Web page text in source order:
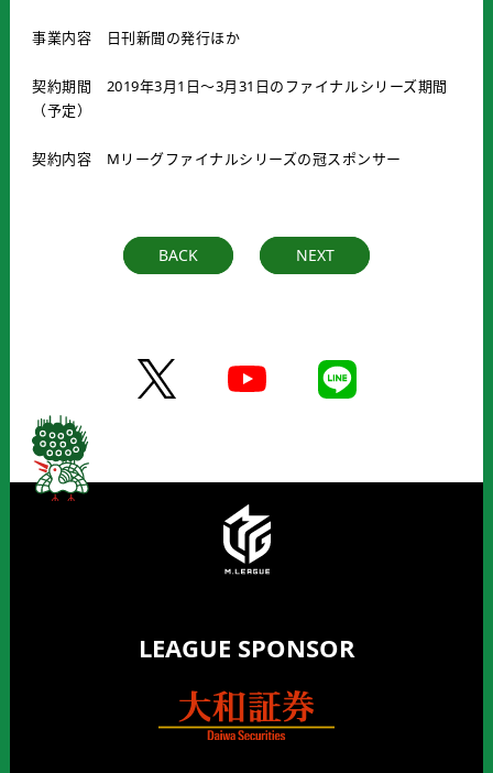
事業内容 日刊新聞の発行ほか
契約期間 2019年3月1日～3月31日のファイナルシリーズ期間
（予定）
契約内容 Mリーグファイナルシリーズの冠スポンサー
BACK NEXT
LEAGUE SPONSOR